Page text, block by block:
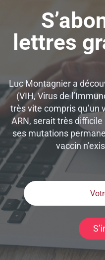
lettres
Luc Montagnier a
(VIH, Virus de
très vite compris qu’un
ARN, serait très
ses mutations
vaccin